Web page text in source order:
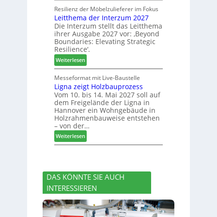
e
s
e
r
u
n
g
e
n
u
n
g
:
N
e
u
e
r
V
o
r
t
a
n
o
w
a
t
-
V
o
r
s
t
a
n
d
v
e
r
a
c
i
e
d
Resilienz der Möbelzulieferer im Fokus
Leitthema der Interzum 2027
Die Interzum stellt das Leitthema
ihrer Ausgabe 2027 vor: ‚Beyond
Boundaries: Elevating Strategic
Resilience‘.
Weiterlesen:
L
e
i
t
t
h
e
m
a
d
I
n
t
e
r
Messeformat mit Live-Baustelle
Ligna zeigt Holzbauprozess
Vom 10. bis 14. Mai 2027 soll auf
dem Freigelände der Ligna in
Hannover ein Wohngebäude in
Holzrahmenbauweise entstehen
– von der…
Weiterlesen:
L
n
a
z
i
g
DAS KÖNNTE SIE AUCH
INTERESSIEREN